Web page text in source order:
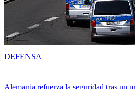
Alemania refuerza la seguridad tras un
DEFENSA